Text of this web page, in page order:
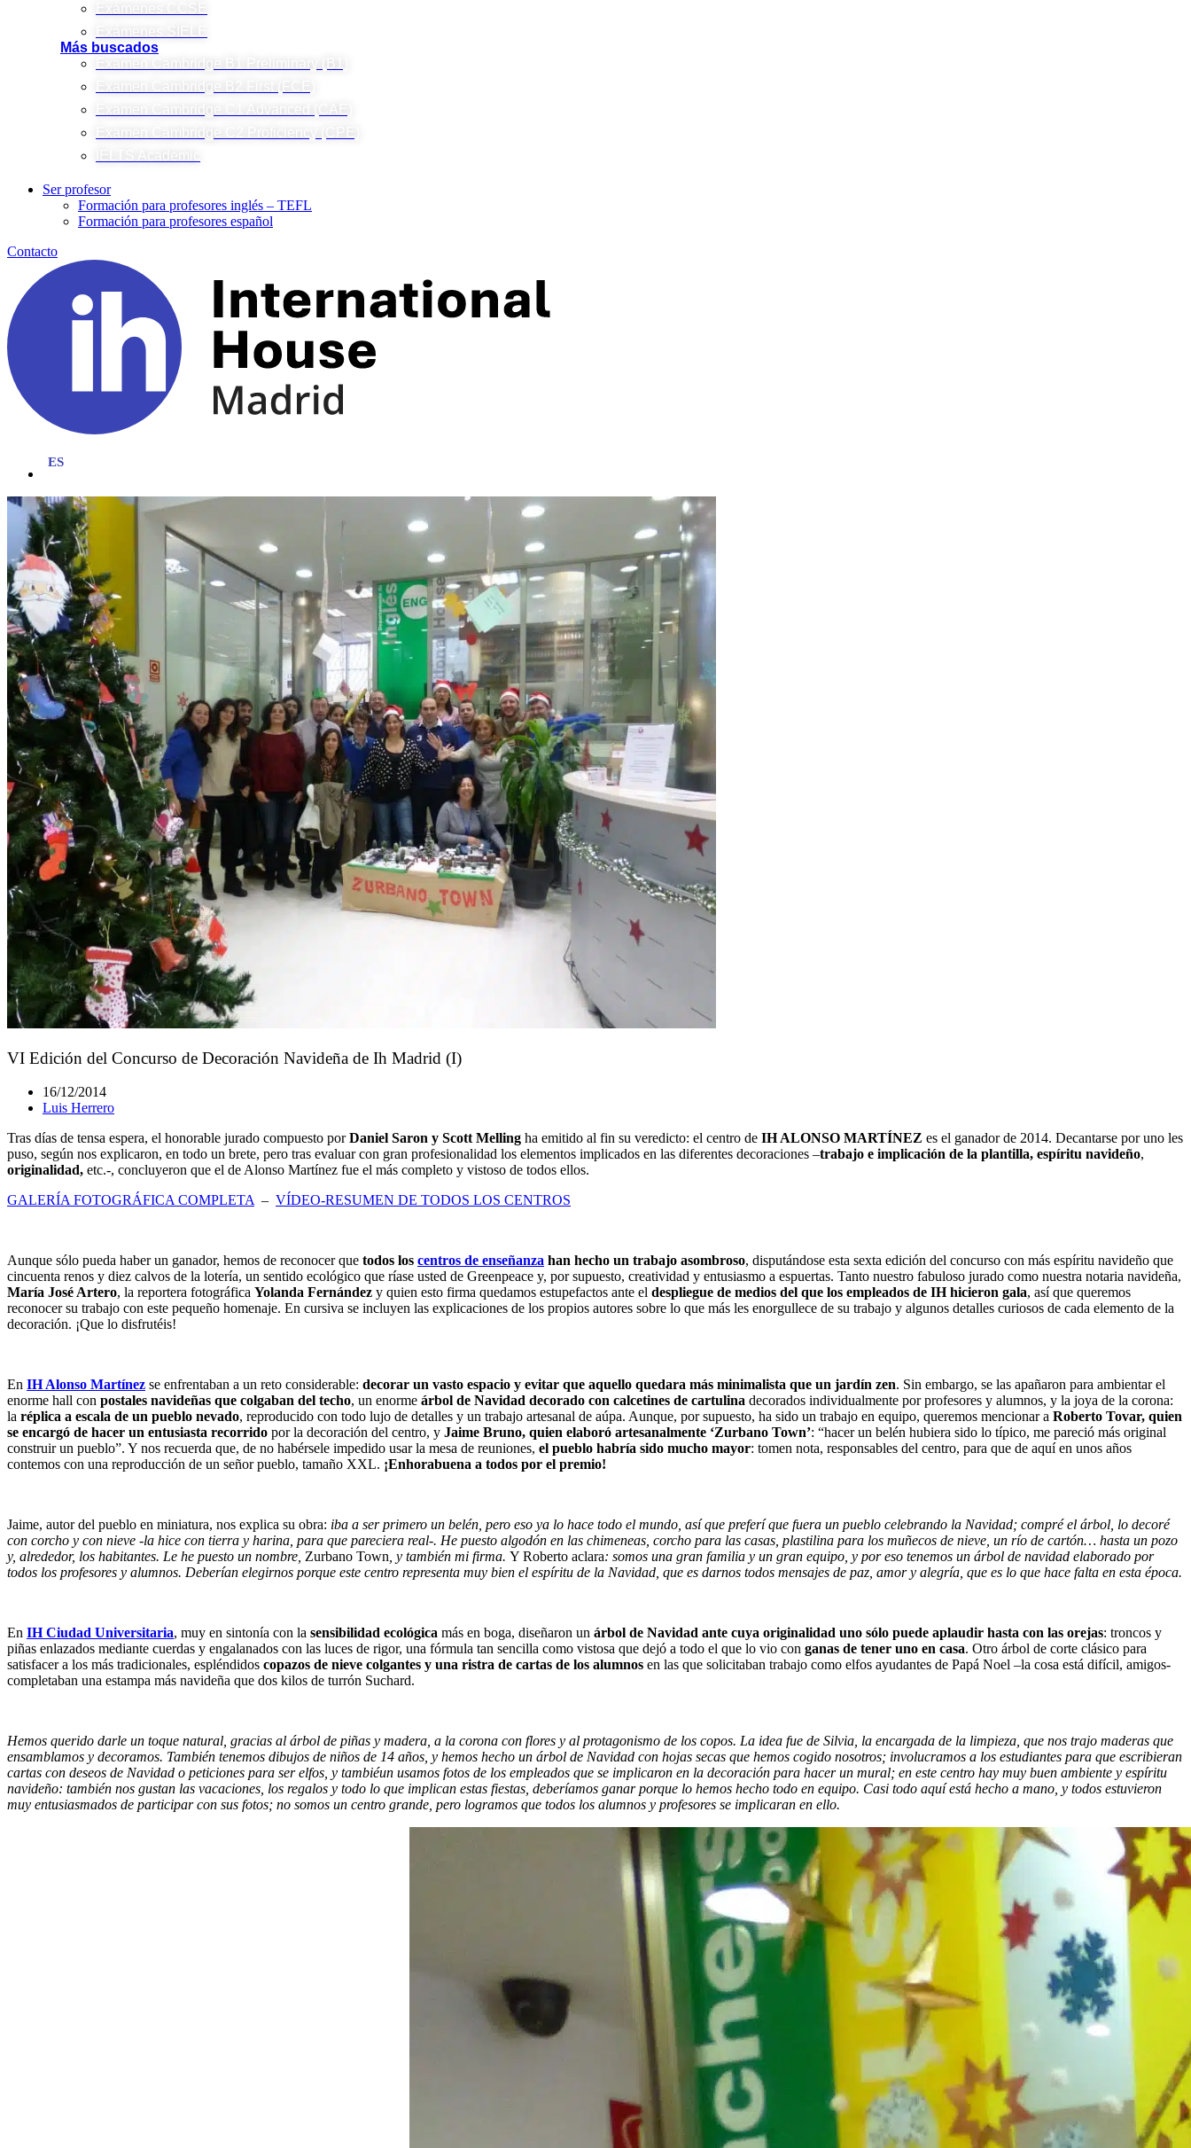
Exámenes CCSE
Exámenes SIELE
Más buscados
Examen Cambridge B1 Preliminary (B1)
Examen Cambridge B2 First (FCE)
Examen Cambridge C1 Advanced (CAE)
Examen Cambridge C2 Proficiency (CPE)
IELTS Academic
Ser profesor
Formación para profesores inglés – TEFL
Formación para profesores español
Contacto
VI Edición del Concurso de Decoración Navideña de Ih Madrid (I)
16/12/2014
Luis Herrero
Tras días de tensa espera, el honorable jurado compuesto porDaniel Saron y Scott Melling ha emitido al fin su veredicto: el centro de IH ALONSO MARTÍNEZ es el ganador de 2014. Decantarse por uno les
puso, según nos explicaron, en todo un brete, pero tras evaluar con gran profesionalidad los elementos implicados en las diferentes decoraciones –trabajo e implicación de la plantilla, espíritu navideño,
originalidad, etc.-, concluyeron que el de Alonso Martínez fue el más completo y vistoso de todos ellos.
GALERÍA FOTOGRÁFICA COMPLETA– VÍDEO-RESUMEN DE TODOS LOS CENTROS
Aunque sólo pueda haber un ganador, hemos de reconocer que todos los centros de enseñanza han hecho un trabajo asombroso, disputándose esta sexta edición del concurso con más espíritu navideño que
cincuenta renos y diez calvos de la lotería, un sentido ecológico que ríase usted de Greenpeace y, por supuesto, creatividad y entusiasmo a espuertas. Tanto nuestro fabuloso jurado como nuestra notaria navideña,
María José Artero, la reportera fotográfica Yolanda Fernández y quien esto firma quedamos estupefactos ante el despliegue de medios del que los empleados de IH hicieron gala, así que queremos
reconocer su trabajo con este pequeño homenaje. En cursiva se incluyen las explicaciones de los propios autores sobre lo que más les enorgullece de su trabajo y algunos detalles curiosos de cada elemento de la
decoración. ¡Que lo disfrutéis!
En IH Alonso Martínez se enfrentaban a un reto considerable: decorar un vasto espacio y evitar que aquello quedara más minimalista que un jardín zen. Sin embargo, se las apañaron para ambientar el
enorme hall con postales navideñas que colgaban del techo, un enorme árbol de Navidad decorado con calcetines de cartulina decorados individualmente por profesores y alumnos, y la joya de la corona:
la réplica a escala de un pueblo nevado, reproducido con todo lujo de detalles y un trabajo artesanal de aúpa. Aunque, por supuesto, ha sido un trabajo en equipo, queremos mencionar a Roberto Tovar, quien
se encargó de hacer un entusiasta recorrido por la decoración del centro, y Jaime Bruno, quien elaboró artesanalmente ‘Zurbano Town’: “hacer un belén hubiera sido lo típico, me pareció más original
construir un pueblo”. Y nos recuerda que, de no habérsele impedido usar la mesa de reuniones, el pueblo habría sido mucho mayor: tomen nota, responsables del centro, para que de aquí en unos años
contemos con una reproducción de un señor pueblo, tamaño XXL. ¡Enhorabuena a todos por el premio!
Jaime, autor del pueblo en miniatura, nos explica su obra: iba a ser primero un belén, pero eso ya lo hace todo el mundo, así que preferí que fuera un pueblo celebrando la Navidad; compré el árbol, lo decoré
con corcho y con nieve -la hice con tierra y harina, para que pareciera real-. He puesto algodón en las chimeneas, corcho para las casas, plastilina para los muñecos de nieve, un río de cartón… hasta un pozo
y, alrededor, los habitantes. Le he puesto un nombre, Zurbano Town, y también mi firma. Y Roberto aclara: somos una gran familia y un gran equipo, y por eso tenemos un árbol de navidad elaborado por
todos los profesores y alumnos. Deberían elegirnos porque este centro representa muy bien el espíritu de la Navidad, que es darnos todos mensajes de paz, amor y alegría, que es lo que hace falta en esta época.
En IH Ciudad Universitaria, muy en sintonía con la sensibilidad ecológica más en boga, diseñaron un árbol de Navidad ante cuya originalidad uno sólo puede aplaudir hasta con las orejas: troncos y
piñas enlazados mediante cuerdas y engalanados con las luces de rigor, una fórmula tan sencilla como vistosa que dejó a todo el que lo vio con ganas de tener uno en casa. Otro árbol de corte clásico para
satisfacer a los más tradicionales, espléndidos copazos de nieve colgantes y una ristra de cartas de los alumnos en las que solicitaban trabajo como elfos ayudantes de Papá Noel –la cosa está difícil, amigos-
completaban una estampa más navideña que dos kilos de turrón Suchard.
Hemos querido darle un toque natural, gracias al árbol de piñas y madera, a la corona con flores y al protagonismo de los copos. La idea fue de Silvia, la encargada de la limpieza, que nos trajo maderas que
ensamblamos y decoramos. También tenemos dibujos de niños de 14 años, y hemos hecho un árbol de Navidad con hojas secas que hemos cogido nosotros; involucramos a los estudiantes para que escribieran
cartas con deseos de Navidad o peticiones para ser elfos, y tambiéun usamos fotos de los empleados que se implicaron en la decoración para hacer un mural; en este centro hay muy buen ambiente y espíritu
navideño: también nos gustan las vacaciones, los regalos y todo lo que implican estas fiestas, deberíamos ganar porque lo hemos hecho todo en equipo. Casi todo aquí está hecho a mano, y todos estuvieron
muy entusiasmados de participar con sus fotos; no somos un centro grande, pero logramos que todos los alumnos y profesores se implicaran en ello.